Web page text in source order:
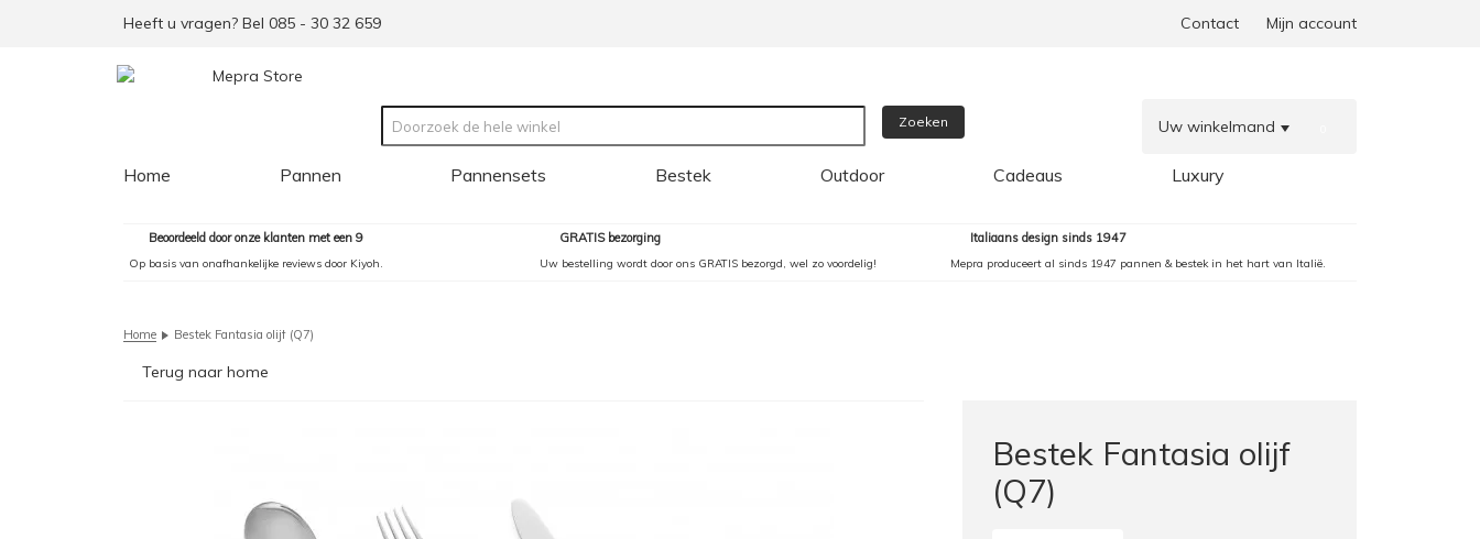
Heeft u vragen? Bel 085 - 30 32 659 Contact Mijn account
Zoeken Uw winkelmand
Home Pannen Pannensets Bestek Outdoor Cadeaus Luxury
Beoordeeld door onze klanten met een 9
Op basis van onafhankelijke reviews door Kiyoh.
GRATIS bezorging
Uw bestelling wordt door ons GRATIS bezorgd, wel zo voordelig!
Italiaans design sinds 1947
Mepra produceert al sinds 1947 pannen & bestek in het hart van Italië.
Home Bestek Fantasia olijf (Q7)
Terug naar home
Bestek Fantasia olijf
(Q7)